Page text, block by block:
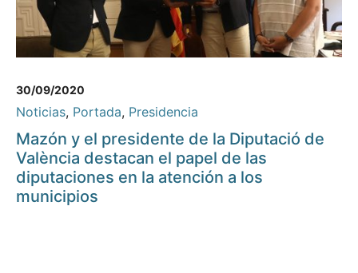
30/09/2020
Noticias, Portada, Presidencia
Mazón y el presidente de la Diputació de
València destacan el papel de las
diputaciones en la atención a los
municipios